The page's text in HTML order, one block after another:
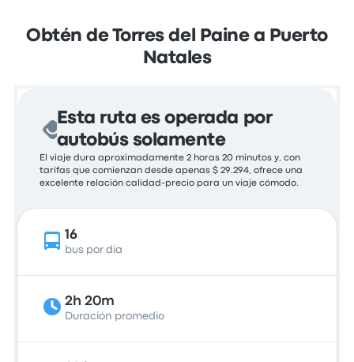
Obtén de Torres del Paine a Puerto
Natales
Esta ruta es operada por
autobús solamente
El viaje dura aproximadamente 2 horas 20 minutos y, con
tarifas que comienzan desde apenas $ 29.294, ofrece una
excelente relación calidad-precio para un viaje cómodo.
16
bus por día
2h 20m
Duración promedio